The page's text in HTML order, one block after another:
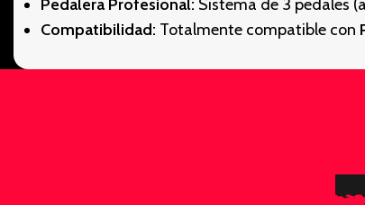
Pedalera Profesional: Sistema de 3 pedales
Compatibilidad: Totalmente compatible con